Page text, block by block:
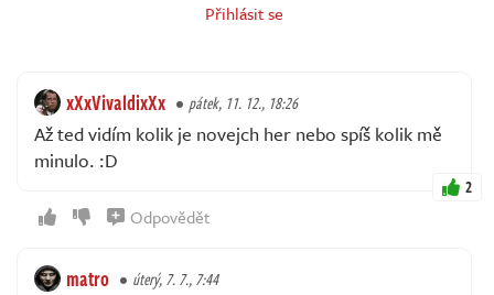
Přihlásit se
xXxVivaldixXx pátek, 11. 12., 18:26
Až ted vidím kolik je novejch her nebo spíš kolik mě
minulo. :D
2
Odpovědět
matro úterý, 7. 7., 7:44